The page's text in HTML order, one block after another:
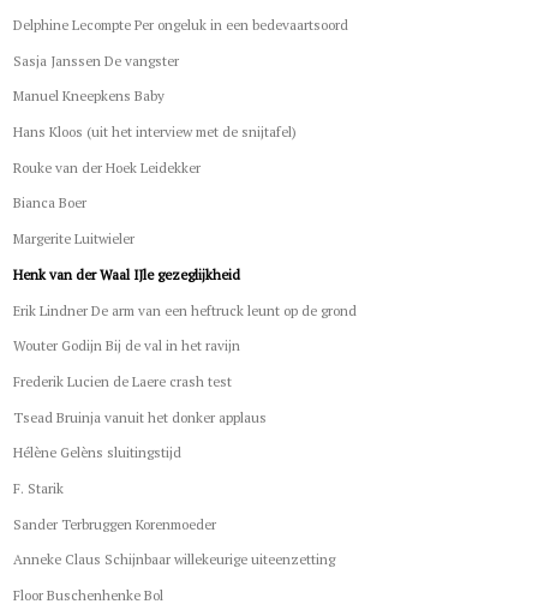
Delphine Lecompte Per ongeluk in een bedevaartsoord
Sasja Janssen De vangster
Manuel Kneepkens Baby
Hans Kloos (uit het interview met de snijtafel)
Rouke van der Hoek Leidekker
Bianca Boer
Margerite Luitwieler
Henk van der Waal IJle gezeglijkheid
Erik Lindner De arm van een heftruck leunt op de grond
Wouter Godijn Bij de val in het ravijn
Frederik Lucien de Laere crash test
Tsead Bruinja vanuit het donker applaus
Hélène Gelèns sluitingstijd
F. Starik
Sander Terbruggen Korenmoeder
Anneke Claus Schijnbaar willekeurige uiteenzetting
Floor Buschenhenke Bol